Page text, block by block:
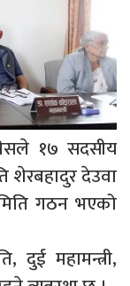
१७ सदसीय
शेरबहादुर देउवा
गठन भएको
दुई महामन्त्री,